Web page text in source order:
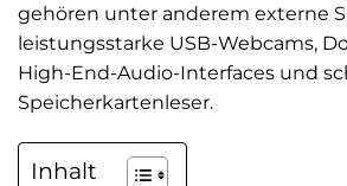
gehören unter anderem externe
leistungsstarke USB-Webcams,
High-End-Audio-Interfaces und
Speicherkartenleser.
Inhalt